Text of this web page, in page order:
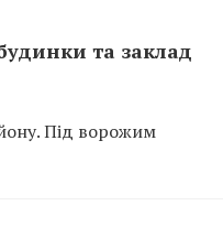
та заклад
Під ворожим